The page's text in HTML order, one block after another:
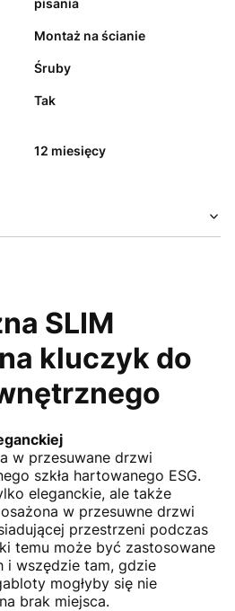
pisania
Montaż na ścianie
Śruby
Tak
12 miesięcy
SLIM
kluczyk do
w przesuwane drzwi
szkła hartowanego ESG.
eleganckie, ale także
w przesuwne drzwi
przestrzeni podczas
temu może być zastosowane
i wszędzie tam, gdzie
mogłyby się nie
brak miejsca.